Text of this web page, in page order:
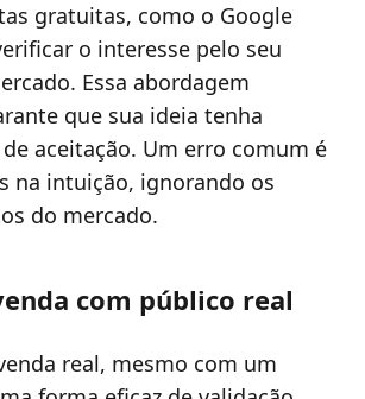
gratuitas, como o Google
o interesse pelo seu
Essa abordagem
que sua ideia tenha
aceitação. Um erro comum é
na intuição, ignorando os
do mercado.
com público real
real, mesmo com um